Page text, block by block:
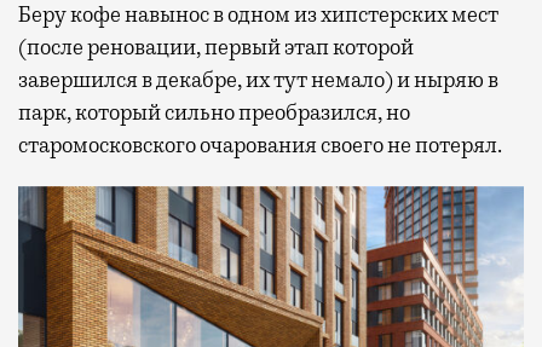
Беру кофе навынос в одном из хипстерских мест
(после реновации, первый этап которой
завершился в декабре, их тут немало) и ныряю в
парк, который сильно преобразился, но
старомосковского очарования своего не потерял.